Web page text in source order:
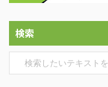
検索